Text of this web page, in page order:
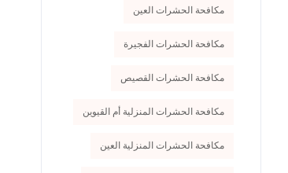
مكافحة الحشرات العين
مكافحة الحشرات الفجيرة
مكافحة الحشرات القصيص
مكافحة الحشرات المنزلية أم القيوين
مكافحة الحشرات المنزلية العين